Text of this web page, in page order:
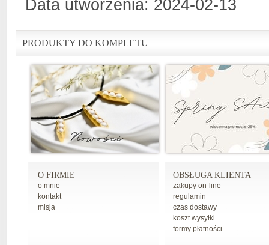
Data utworzenia: 2024-02-13
PRODUKTY DO KOMPLETU
O FIRMIE
o mnie
kontakt
misja
OBSŁUGA KLIENTA
zakupy on-line
regulamin
czas dostawy
koszt wysyłki
formy płatności